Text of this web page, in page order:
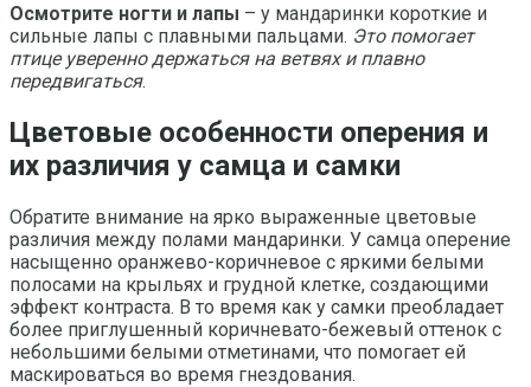
Осмотрите ногти и лапы – у мандаринки короткие и
сильные лапы с плавными пальцами. Это помогает
птице уверенно держаться на ветвях и плавно
передвигаться.
Цветовые особенности оперения и
их различия у самца и самки
Обратите внимание на ярко выраженные цветовые
различия между полами мандаринки. У самца оперение
насыщенно оранжево-коричневое с яркими белыми
полосами на крыльях и грудной клетке, создающими
эффект контраста. В то время как у самки преобладает
более приглушенный коричневато-бежевый оттенок с
небольшими белыми отметинами, что помогает ей
маскироваться во время гнездования.